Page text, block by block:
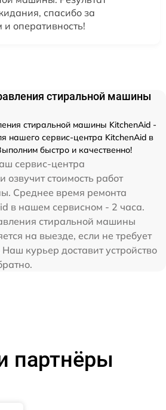
спасибо за
оперативность!
стиральной машины
стиральной машины KitchenAid -
нашего сервис-центра KitchenAid в
быстро и качественно!
сервис-центра
озвучит стоимость работ
Среднее время ремонта
в нашем сервисном - 2 часа.
стиральной машины
на выезде, если не требует
курьер доставит устройство
партнёры